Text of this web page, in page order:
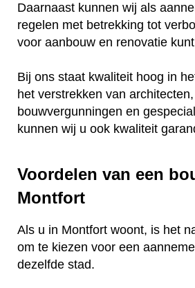
Daarnaast kunnen wij als
regelen met betrekking tot
voor aanbouw en renovatie
Bij ons staat kwaliteit hoog in
het verstrekken van architecten,
bouwvergunningen en
kunnen wij u ook kwaliteit
Voordelen van een
Montfort
Als u in Montfort woont, is het
om te kiezen voor een
dezelfde stad.